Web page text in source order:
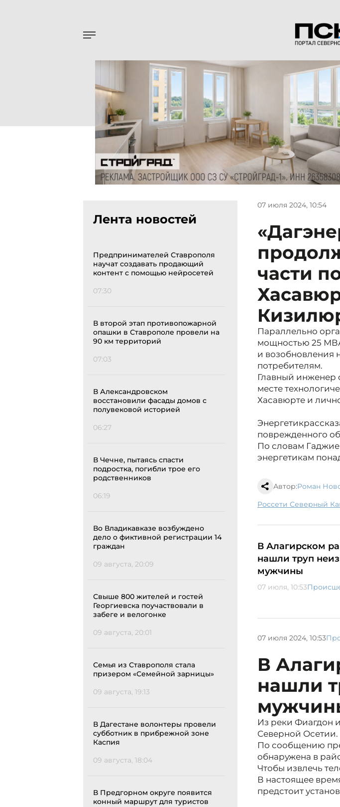
Лента новостей
Предпринимателей Ставрополя
научат создавать продающий
контент с помощью нейросетей
07:30
В второй этап противопожарной
опашки в Ставрополе провели на
90 км территорий
07:03
В Александровском
восстановили фасады домов с
полувековой историей
06:27
В Чечне, пытаясь спасти
подростка, погибли трое его
родственников
06:19
Во Владикавказе возбуждено
дело о фиктивной регистрации 14
граждан
09 августа, 20:09
Свыше 800 жителей и гостей
Георгиевска поучаствовали в
забеге и велогонке
09 августа, 20:01
Семья из Ставрополя стала
призером «Семейной зарницы»
09 августа, 19:13
В Дагестане волонтеры провели
субботник в прибрежной зоне
Каспия
09 августа, 18:04
В Предгорном округе появится
конный маршрут для туристов
07 июля 2024, 10:54
части
Параллельно
мощностью 25
и возобновления
потребителям.
Главный инженер
месте
Хасавюрте и
Энергетик
поврежденного
По словам
энергетикам
Автор:Роман
Россети Северный
В Алагирском
нашли труп
мужчины
07 июля, 10:53
07 июля 2024, 10:53
В
нашли
Из реки Фиагдон
Северной Осетии.
По сообщению
обнаружена в
Чтобы извлечь
В настоящее
предстоит